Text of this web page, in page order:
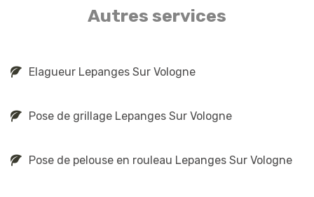
Autres services
Elagueur Lepanges Sur Vologne
Pose de grillage Lepanges Sur Vologne
Pose de pelouse en rouleau Lepanges Sur Vologne